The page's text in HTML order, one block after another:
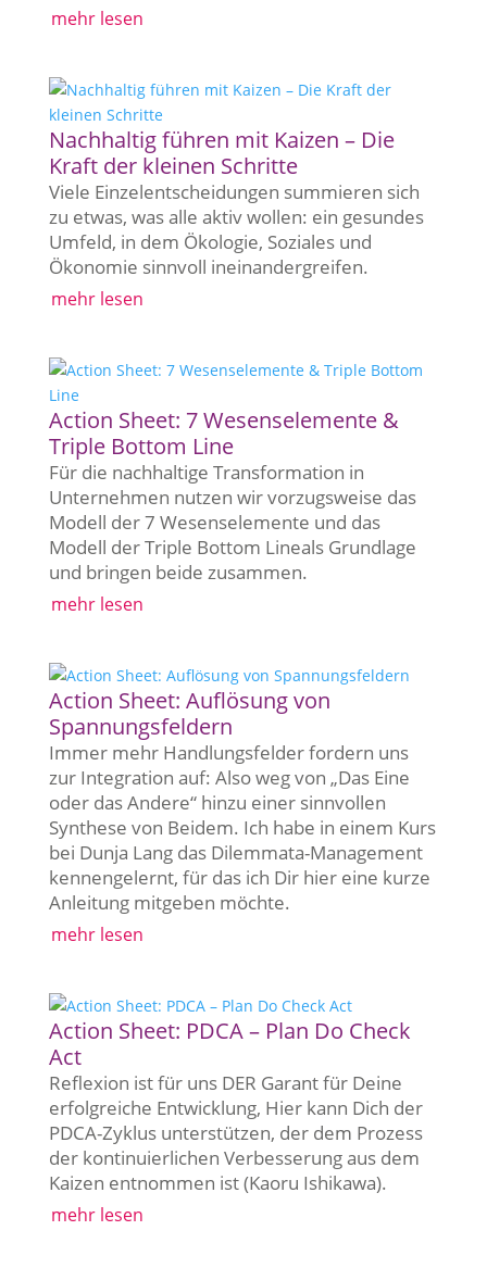
mehr lesen
Nachhaltig führen mit Kaizen – Die
Kraft der kleinen Schritte
Viele Einzelentscheidungen summieren sich
zu etwas, was alle aktiv wollen: ein gesundes
Umfeld, in dem Ökologie, Soziales und
Ökonomie sinnvoll ineinandergreifen.
mehr lesen
Action Sheet: 7 Wesenselemente &
Triple Bottom Line
Für die nachhaltige Transformation in
Unternehmen nutzen wir vorzugsweise das
Modell der 7 Wesenselemente und das
Modell der Triple Bottom Lineals Grundlage
und bringen beide zusammen.
mehr lesen
Action Sheet: Auflösung von
Spannungsfeldern
Immer mehr Handlungsfelder fordern uns
zur Integration auf: Also weg von „Das Eine
oder das Andere“ hinzu einer sinnvollen
Synthese von Beidem. Ich habe in einem Kurs
bei Dunja Lang das Dilemmata-Management
kennengelernt, für das ich Dir hier eine kurze
Anleitung mitgeben möchte.
mehr lesen
Action Sheet: PDCA – Plan Do Check
Act
Reflexion ist für uns DER Garant für Deine
erfolgreiche Entwicklung, Hier kann Dich der
PDCA-Zyklus unterstützen, der dem Prozess
der kontinuierlichen Verbesserung aus dem
Kaizen entnommen ist (Kaoru Ishikawa).
mehr lesen